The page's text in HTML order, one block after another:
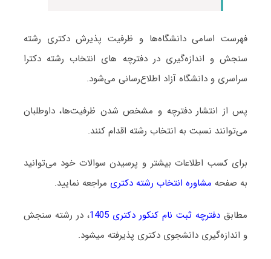
فهرست اسامی دانشگاه‌ها و ظرفیت پذیرش دکتری رشته
ﺳﻨﺠﺶ و اﻧﺪازهﮔﻴﺮی در دفترچه های انتخاب رشته دکترا
سراسری و دانشگاه آزاد اطلاع‌رسانی می‌شود.
پس از انتشار دفترچه و مشخص شدن ظرفیت‌ها، داوطلبان
می‌توانند نسبت به انتخاب رشته اقدام کنند.
برای کسب اطلاعات بیشتر و پرسیدن سوالات خود می‌توانید
به صفحه مشاوره انتخاب رشته دکتری مراجعه نمایید.
مطابق دفترچه ثبت نام کنکور دکتری 1405
، در رشته ﺳﻨﺠﺶ
و اﻧﺪازهﮔﻴﺮی دانشجوی دکتری پذیرفته میشود.